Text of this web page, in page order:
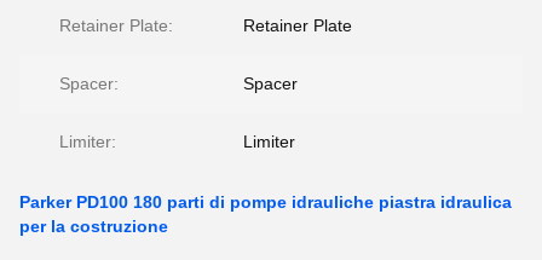
Retainer Plate: Retainer Plate
Spacer: Spacer
Limiter: Limiter
Parker PD100 180 parti di pompe idrauliche piastra idraulica
per la costruzione